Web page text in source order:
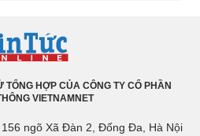
TỔNG HỢP CỦA CÔNG TY CỔ PHẦN
VIETNAMNET
156 ngõ Xã Đàn 2, Đống Đa, Hà Nội